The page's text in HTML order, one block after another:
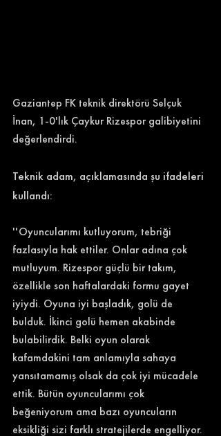
Gaziantep FK teknik direktörü Selçuk
İnan, 1-0'lık Çaykur Rizespor galibiyetini
değerlendirdi.
Teknik adam, açıklamasında şu ifadeleri
kullandı:
''Oyuncularımı kutluyorum, tebriği
fazlasıyla hak ettiler. Onlar adına çok
mutluyum. Rizespor güçlü bir takım,
özellikle son haftalardaki formu gayet
iyiydi. Oyuna iyi başladık, golü de
bulduk. İkinci golü hemen akabinde
bulabilirdik. Belki oyun olarak
kafamdakini tam anlamıyla sahaya
yansıtamamış olsak da çok iyi mücadele
ettik. Bütün oyuncularımı çok
beğeniyorum ama bazı oyuncuların
eksikliği sizi farklı stratejilerde engelliyor.